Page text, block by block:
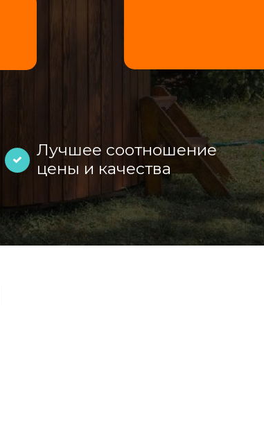
Лучшее соотношение
цены и качества